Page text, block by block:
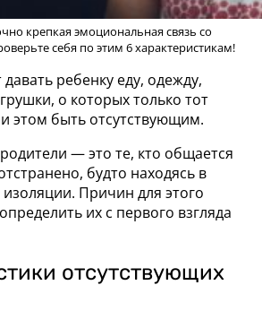
крепкая эмоциональная связь со
себя по этим 6 характеристикам!
ребенку еду, одежду,
о которых только тот
этом быть отсутствующим.
— это те, кто общается
будто находясь в
Причин для этого
их с первого взгляда
отсутствующих